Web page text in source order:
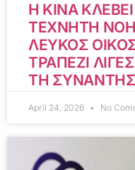
Η ΚΙΝΑ
ΤΕΧΝΗΤΗ
ΛΕΥΚΟΣ
ΤΡΑΠΕΖΙ
ΤΗ
April 24, 2026 No